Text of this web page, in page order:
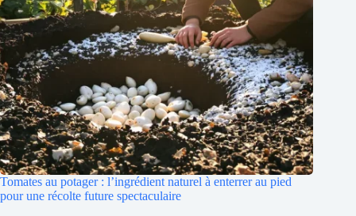
Tomates au potager : l’ingrédient naturel à enterrer au pied
pour une récolte future spectaculaire